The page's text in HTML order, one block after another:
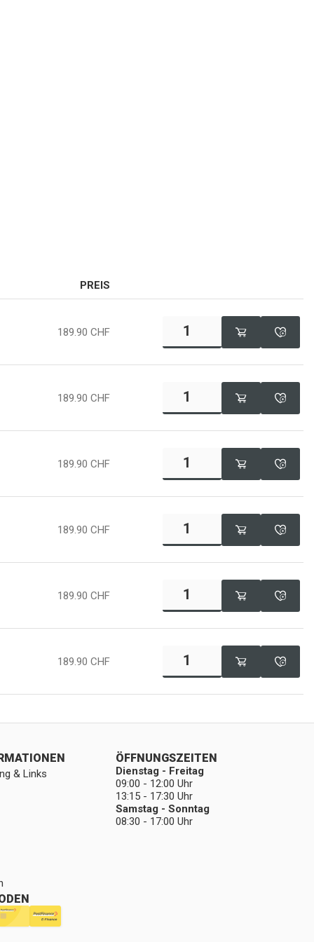
PREIS
189.90 CHF
189.90 CHF
189.90 CHF
189.90 CHF
189.90 CHF
189.90 CHF
& Links
ÖFFNUNGSZEITEN
Dienstag - Freitag
09:00 - 12:00 Uhr
13:15 - 17:30 Uhr
Samstag - Sonntag
08:30 - 17:00 Uhr